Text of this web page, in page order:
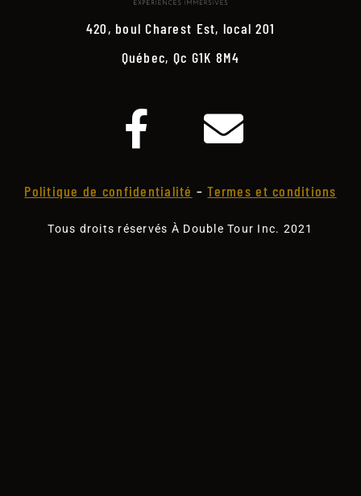
420, boul Charest Est, local 201
Québec, Qc G1K 8M4
Politique de confidentialité –Termes et conditions
Tous droits réservés À Double Tour Inc. 2021